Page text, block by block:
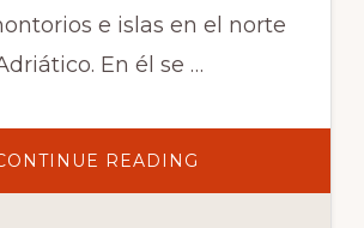
e islas en el norte
En él se …
READING
EN